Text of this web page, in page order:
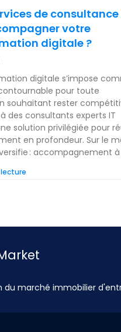
de consultance
votre
digitale ?
digitale s’impose
pour toute
souhaitant rester
des consultants experts IT
solution privilégiée pour
en profondeur. Sur le
: accompagnement à
du marché immobilier